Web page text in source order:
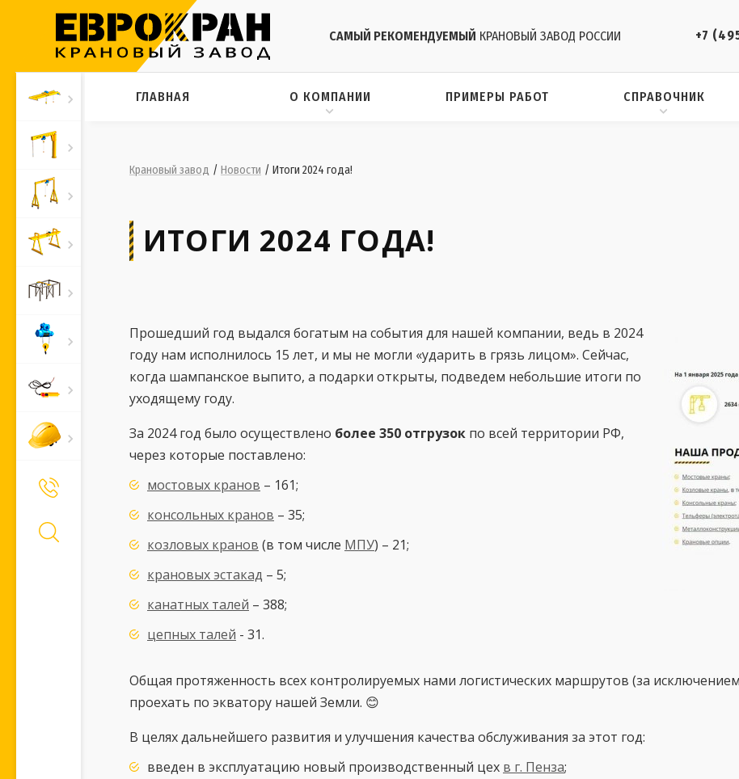
САМЫЙ РЕКОМЕНДУЕМЫЙ КРАНОВЫЙ ЗАВОД РОССИИ +7
+7 (495) 661-66-11 Позвонить Вам?
ГЛАВНАЯ О КОМПАНИИ ПРИМЕРЫ РАБОТ СПРАВОЧНИК
Крановый завод / Новости / Итоги 2024 года!
ИТОГИ 2024 ГОДА!
Прошедший год выдался богатым на события для нашей компании, ведь в 2024
году нам исполнилось 15 лет, и мы не могли «ударить в грязь лицом». Сейчас,
когда шампанское выпито, а подарки открыты, подведем небольшие итоги по
уходящему году.
За 2024 год было осуществлено более 350 отгрузок по всей территории РФ,
через которые поставлено:
мостовых кранов – 161;
консольных кранов – 35;
козловых кранов (в том числе МПУ) – 21;
крановых эстакад – 5;
канатных талей – 388;
цепных талей - 31.
Общая протяженность всех контролируемых нами логистических маршрутов (за
проехать по экватору нашей Земли. 😊
В целях дальнейшего развития и улучшения качества обслуживания за этот год:
введен в эксплуатацию новый производственный цех в г. Пенза;